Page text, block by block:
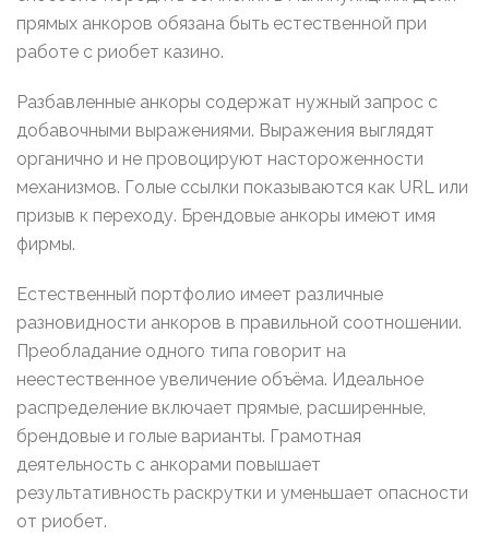
прямых анкоров обязана быть естественной при
работе с риобет казино.
Разбавленные анкоры содержат нужный запрос с
добавочными выражениями. Выражения выглядят
органично и не провоцируют настороженности
механизмов. Голые ссылки показываются как URL или
призыв к переходу. Брендовые анкоры имеют имя
фирмы.
Естественный портфолио имеет различные
разновидности анкоров в правильной соотношении.
Преобладание одного типа говорит на
неестественное увеличение объёма. Идеальное
распределение включает прямые, расширенные,
брендовые и голые варианты. Грамотная
деятельность с анкорами повышает
результативность раскрутки и уменьшает опасности
от риобет.